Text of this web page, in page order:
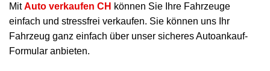
MitAuto verkaufen CH können Sie Ihre Fahrzeuge
einfach und stressfrei verkaufen. Sie können uns Ihr
Fahrzeug ganz einfach über unser sicheres Autoankauf-
Formular anbieten.